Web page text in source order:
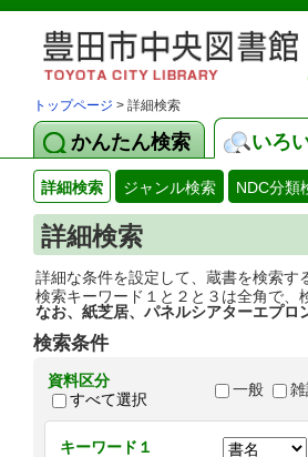
トップページ > 詳細検索
かんたん検索 いろ
詳細検索 ジャンル検索 NDC分類
詳細検索
詳細な条件を設定して、蔵書を検索す
検索キーワード１と２と３は全角で
なお、紙芝居、パネルシアターエプ
検索条件
資料区分
すべて選択
一般
キーワード１